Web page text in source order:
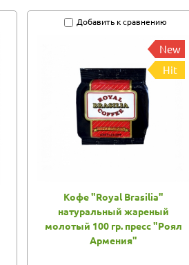
Добавить к сравнению
New
Hit
Кофе "Royal Brasilia"
натуральный жареный
молотый 100 гр. пресс "Роял
Армения"